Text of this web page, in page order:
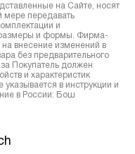
на Сайте, носят
мере передавать
и
размеры и формы. Фирма-
на внесение изменений в
без предварительного
Покупатель должен
и характеристик
в инструкции и
в России: Бош